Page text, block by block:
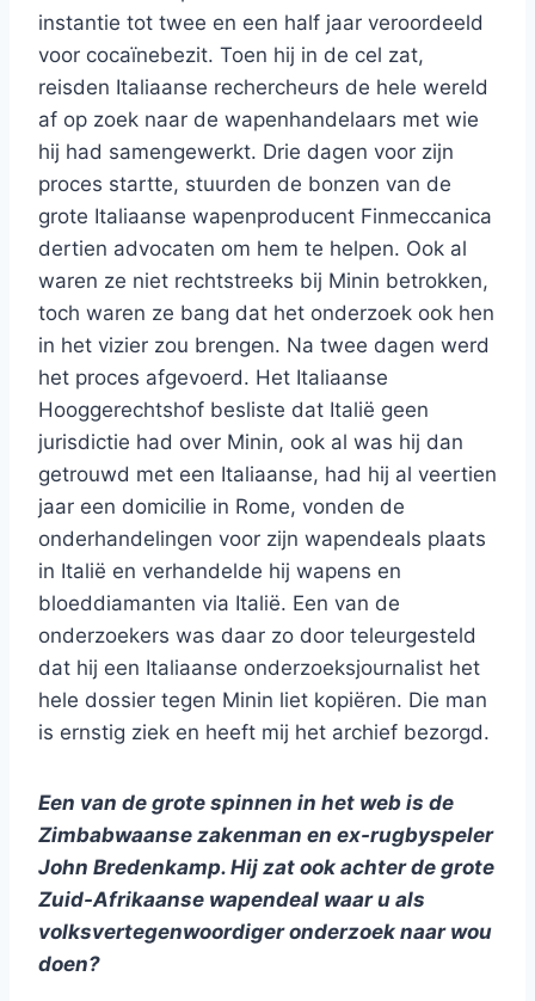
instantie tot twee en een half jaar veroordeeld
voor cocaïnebezit. Toen hij in de cel zat,
reisden Italiaanse rechercheurs de hele wereld
af op zoek naar de wapenhandelaars met wie
hij had samengewerkt. Drie dagen voor zijn
proces startte, stuurden de bonzen van de
grote Italiaanse wapenproducent Finmeccanica
dertien advocaten om hem te helpen. Ook al
waren ze niet rechtstreeks bij Minin betrokken,
toch waren ze bang dat het onderzoek ook hen
in het vizier zou brengen. Na twee dagen werd
het proces afgevoerd. Het Italiaanse
Hooggerechtshof besliste dat Italië geen
jurisdictie had over Minin, ook al was hij dan
getrouwd met een Italiaanse, had hij al veertien
jaar een domicilie in Rome, vonden de
onderhandelingen voor zijn wapendeals plaats
in Italië en verhandelde hij wapens en
bloeddiamanten via Italië. Een van de
onderzoekers was daar zo door teleurgesteld
dat hij een Italiaanse onderzoeksjournalist het
hele dossier tegen Minin liet kopiëren. Die man
is ernstig ziek en heeft mij het archief bezorgd.
Een van de grote spinnen in het web is de
Zimbabwaanse zakenman en ex-rugbyspeler
John Bredenkamp. Hij zat ook achter de grote
Zuid-Afrikaanse wapendeal waar u als
volksvertegenwoordiger onderzoek naar wou
doen?